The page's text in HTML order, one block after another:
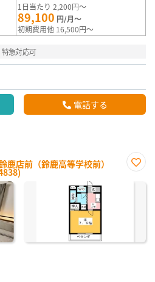
1日当たり 2,200円～
89,100 円/月～
初期費用他 16,500円～
特急対応可
電話する
鹿店前（鈴鹿高等学校前）
に入